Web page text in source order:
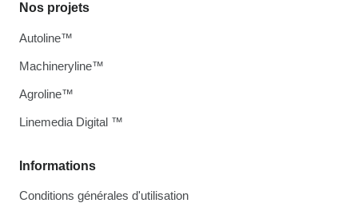
Informations
Conditions générales d'utilisation
Nos projets
Autoline™
Machineryline™
Agroline™
Linemedia Digital ™